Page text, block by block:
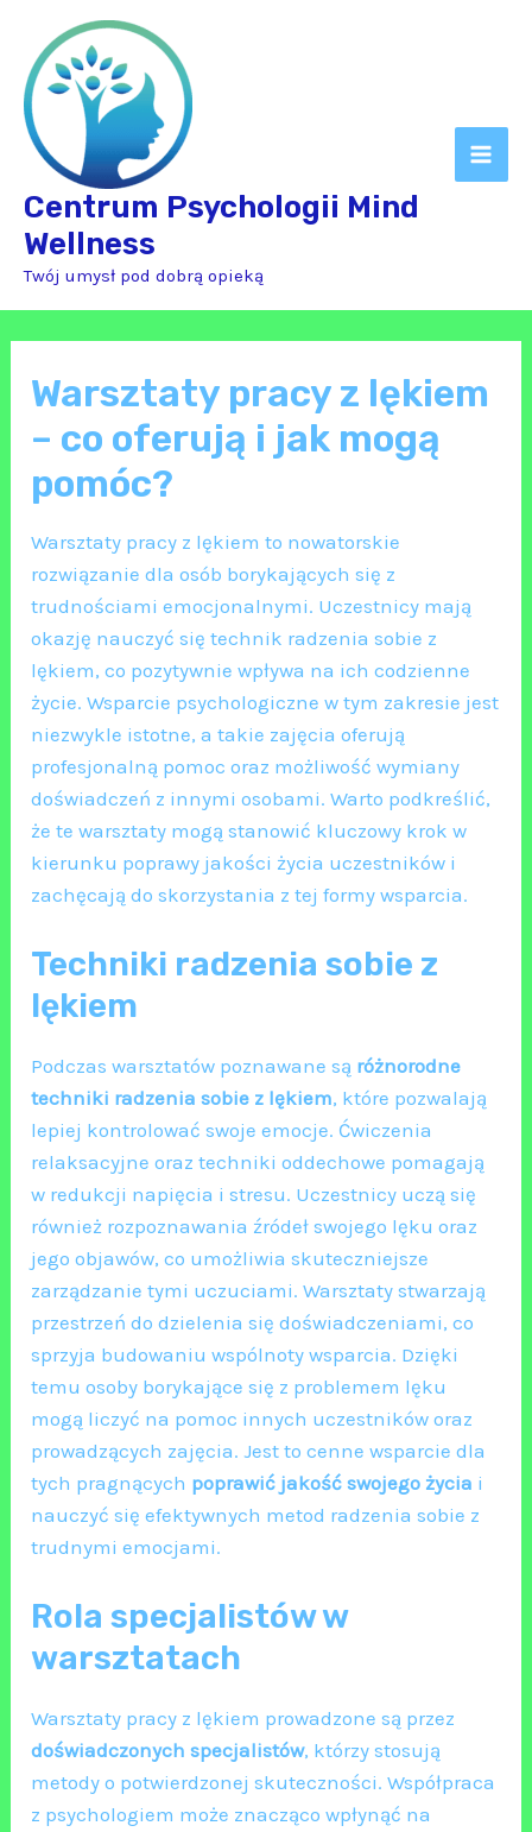
content
Centrum Psychologii Mind
Wellness
Twój umysł pod dobrą opieką
Warsztaty pracy z lękiem
– co oferują i jak mogą
pomóc?
Warsztaty pracy z lękiem to nowatorskie
rozwiązanie dla osób borykających się z
trudnościami emocjonalnymi. Uczestnicy mają
okazję nauczyć się technik radzenia sobie z
lękiem, co pozytywnie wpływa na ich codzienne
życie. Wsparcie psychologiczne w tym zakresie jest
niezwykle istotne, a takie zajęcia oferują
profesjonalną pomoc oraz możliwość wymiany
doświadczeń z innymi osobami. Warto podkreślić,
że te warsztaty mogą stanowić kluczowy krok w
kierunku poprawy jakości życia uczestników i
zachęcają do skorzystania z tej formy wsparcia.
Techniki radzenia sobie z
lękiem
Podczas warsztatów poznawane są różnorodne
techniki radzenia sobie z lękiem, które pozwalają
lepiej kontrolować swoje emocje. Ćwiczenia
relaksacyjne oraz techniki oddechowe pomagają
w redukcji napięcia i stresu. Uczestnicy uczą się
również rozpoznawania źródeł swojego lęku oraz
jego objawów, co umożliwia skuteczniejsze
zarządzanie tymi uczuciami. Warsztaty stwarzają
przestrzeń do dzielenia się doświadczeniami, co
sprzyja budowaniu wspólnoty wsparcia. Dzięki
temu osoby borykające się z problemem lęku
mogą liczyć na pomoc innych uczestników oraz
prowadzących zajęcia. Jest to cenne wsparcie dla
tych pragnących poprawić jakość swojego życia i
nauczyć się efektywnych metod radzenia sobie z
trudnymi emocjami.
Rola specjalistów w
warsztatach
Warsztaty pracy z lękiem prowadzone są przez
doświadczonych specjalistów, którzy stosują
metody o potwierdzonej skuteczności. Współpraca
z psychologiem może znacząco wpłynąć na